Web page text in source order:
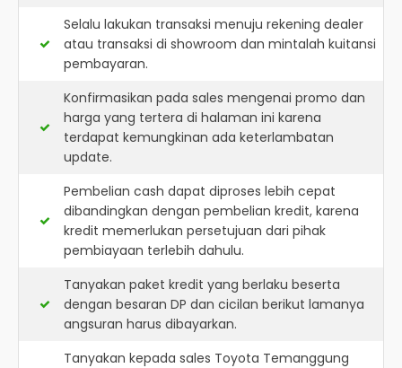
Selalu lakukan transaksi menuju rekening dealer
atau transaksi di showroom dan mintalah kuitansi
pembayaran.
Konfirmasikan pada sales mengenai promo dan
harga yang tertera di halaman ini karena
terdapat kemungkinan ada keterlambatan
update.
Pembelian cash dapat diproses lebih cepat
dibandingkan dengan pembelian kredit, karena
kredit memerlukan persetujuan dari pihak
pembiayaan terlebih dahulu.
Tanyakan paket kredit yang berlaku beserta
dengan besaran DP dan cicilan berikut lamanya
angsuran harus dibayarkan.
Tanyakan kepada sales Toyota Temanggung